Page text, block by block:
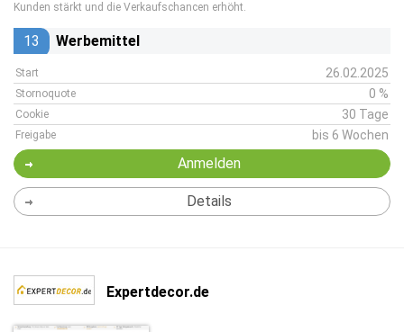
Kunden stärkt und die Verkaufschancen erhöht.
13 Werbemittel
Start 26.02.2025
Stornoquote 0 %
Cookie 30 Tage
Freigabe bis 6 Wochen
Anmelden
Details
Expertdecor.de